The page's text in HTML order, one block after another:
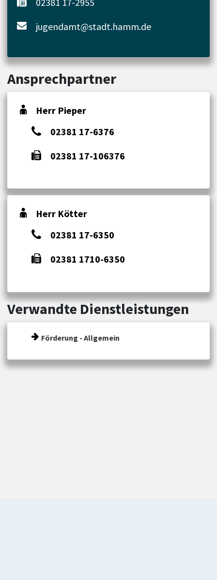
jugendamt@stadt.hamm.de
Ansprechpartner
Herr Pieper
02381 17-6376
02381 17-106376
Herr Kötter
02381 17-6350
02381 1710-6350
Verwandte Dienstleistungen
Förderung - Allgemein